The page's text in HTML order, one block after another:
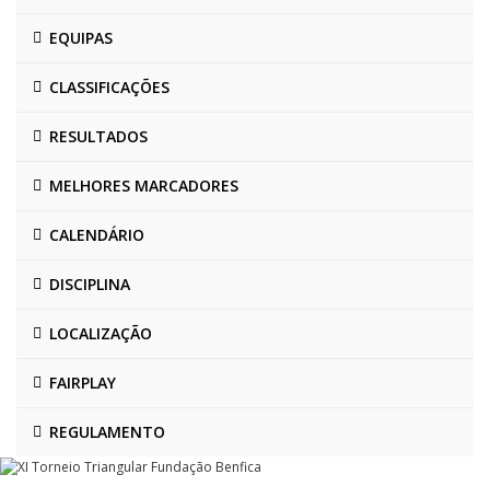
EQUIPAS
CLASSIFICAÇÕES
RESULTADOS
MELHORES MARCADORES
CALENDÁRIO
DISCIPLINA
LOCALIZAÇÃO
FAIRPLAY
REGULAMENTO